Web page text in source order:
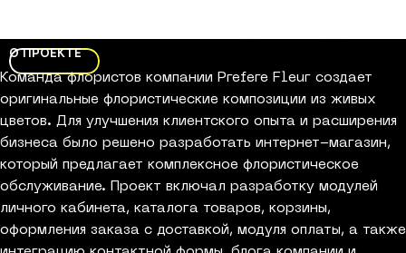
О ПРОЕКТЕ
Команда флористов компании Prefere Fleur создает
оригинальные флористические композиции из живых
цветов. Для улучшения клиентского опыта и расширения
бизнеса было решено разработать интернет-магазин,
который предлагает комплексное флористическое
обслуживание. Проект включал разработку модулей
личного кабинета, каталога товаров, корзины,
оформления заказа с доставкой, модуля оплаты, а также